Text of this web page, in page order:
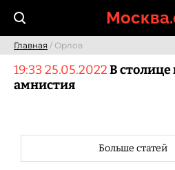
Главная / Орлов
19:33 25.05.2022В столице
амнистия
Больше статей